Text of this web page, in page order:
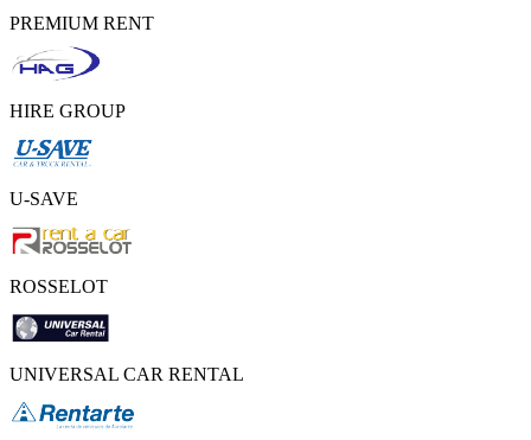
PREMIUM RENT
HIRE GROUP
U-SAVE
ROSSELOT
UNIVERSAL CAR RENTAL